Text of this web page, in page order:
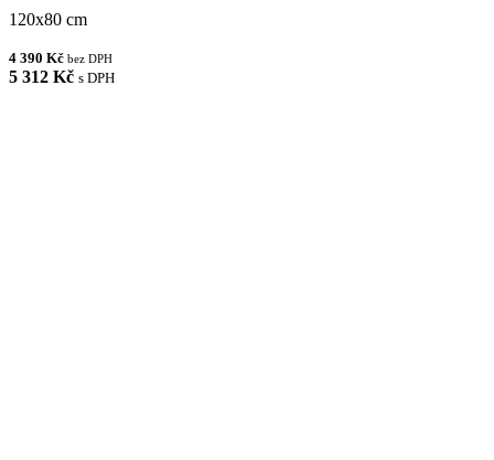
120x80 cm
4 390 Kč bez DPH
5 312 Kč s DPH